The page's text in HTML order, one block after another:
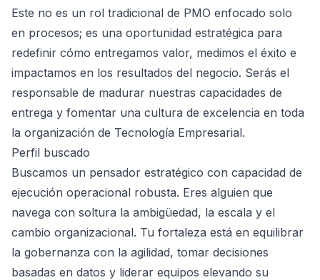
Este no es un rol tradicional de PMO enfocado solo
en procesos; es una oportunidad estratégica para
redefinir cómo entregamos valor, medimos el éxito e
impactamos en los resultados del negocio. Serás el
responsable de madurar nuestras capacidades de
entrega y fomentar una cultura de excelencia en toda
la organización de Tecnología Empresarial.
Perfil buscado
Buscamos un pensador estratégico con capacidad de
ejecución operacional robusta. Eres alguien que
navega con soltura la ambigüedad, la escala y el
cambio organizacional. Tu fortaleza está en equilibrar
la gobernanza con la agilidad, tomar decisiones
basadas en datos y liderar equipos elevando su